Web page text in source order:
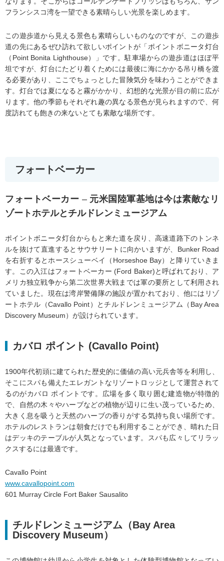
フランシスコ湾を一望できる素晴らしい光景を楽しめます。
この遊歩道から見える景色も素晴らしいものなのですが、この遊歩
道の先にあるぜひ訪れて欲しいポイントが「ポイントボニータ灯台
（Point Bonita Lighthouse）」です。駐車場からの遊歩道はほぼ平
坦ですが、灯台にたどり着くためには最後に海にかかる吊り橋を渡
る必要があり、ここでちょっとした冒険気分を味わうことができま
す。灯台では夏になると霧がかかり、幻想的な光景が目の前に広が
ります。他の季節もそれぞれ趣の異なる景色が見られますので、何
度訪れても飽きの来ないとても素敵な場所です。
フォートベーカー
フォートベーカー – 元米国陸軍基地は今は素敵なリ
ゾートホテルとチルドレンミュージアム
ポイントボニータ灯台からもと来た道を戻り、高速道路下のトンネ
ルを抜けて直進するとサウサリートに向かいますが、Bunker Road
を右折するとホースシューベイ（Horseshoe Bay）と降りていきま
す。この入江はフォートベーカー (Ford Baker)と呼ばれており、ア
メリカ独立戦争から第二次世界大戦までは軍の要所として利用され
ていました。現在は湾岸警備隊の施設が置かれており、他にはリゾ
ートホテル（Cavallo Point）とチルドレンミュージアム（Bay Area
Discovery Museum）が設けられています。
カバロ ポイント (Cavallo Point)
1900年代初頭に建てられた歴史的に価値の高い元兵舎等を利用し、
そこにスパも備えたエレガントなリゾートロッジとして運営されて
るのがカバロ ポイントです。広場を多く取り囲む建造物が特徴的
で、自然の木々やハーブなどの植物が辺りに生い茂っているため、
大きく息を吸うと天然のハーブの香りがする気持ち良い場所です。
ホテルのレストランは朝食だけでも利用することができ、晴れた日
はデッキのテーブルが人気となっています。スパも広々してリラッ
クスするには最適です。
Cavallo Point
www.cavallopoint.com
601 Murray Circle Fort Baker Sausalito
チルドレンミュージアム（Bay Area
Discovery Museum）